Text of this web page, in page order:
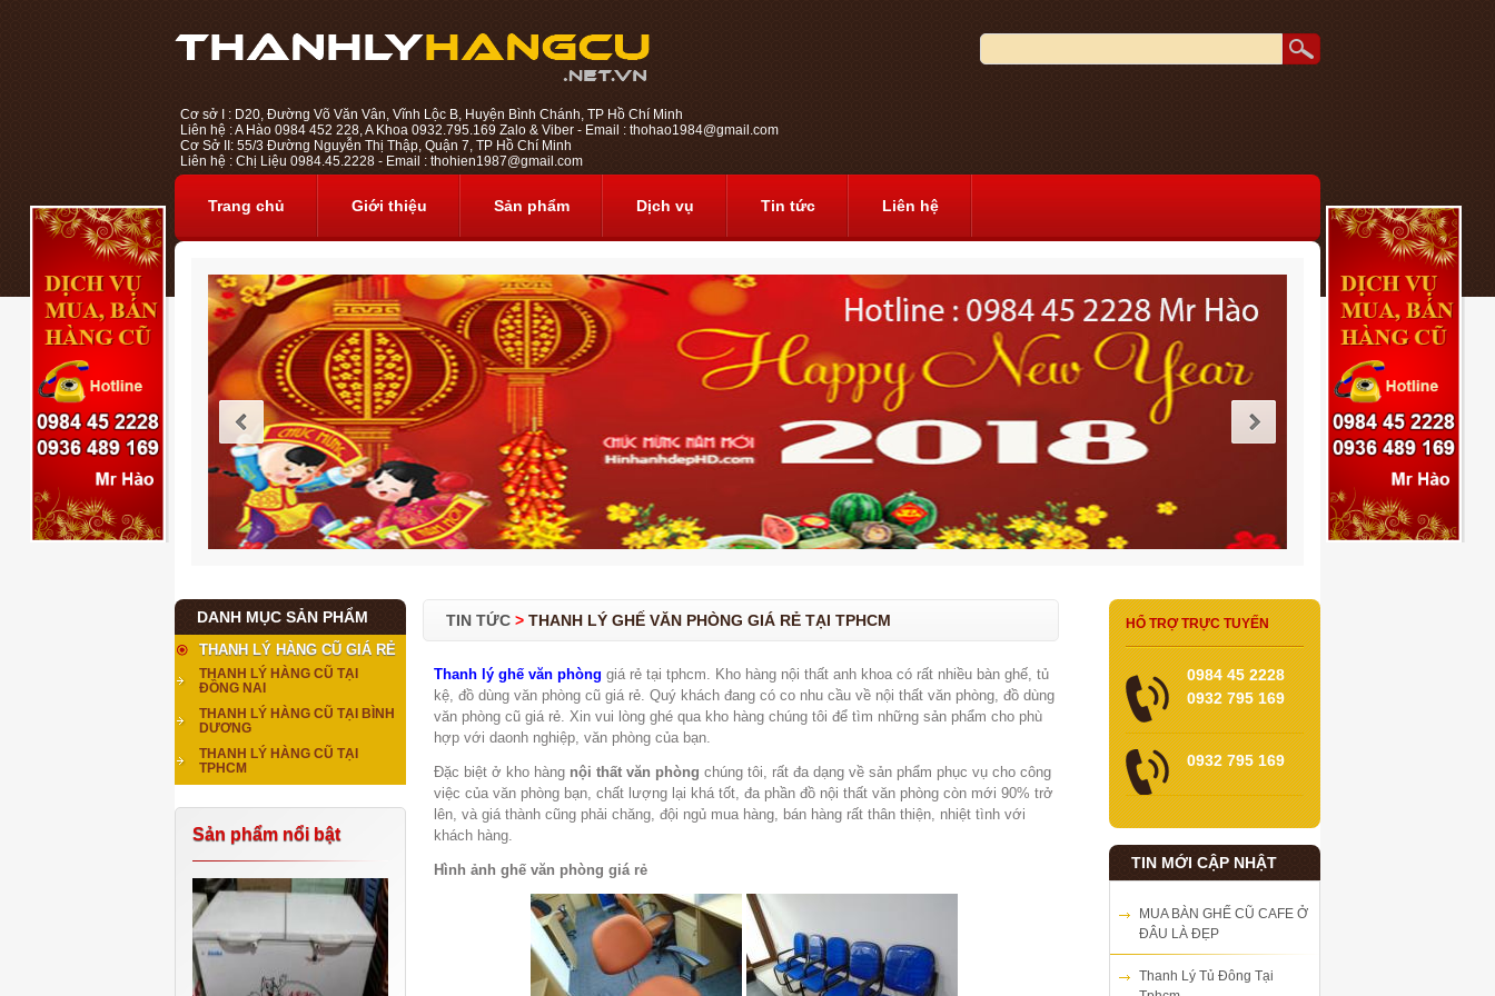
Cơ sở I : D20, Đường Võ Văn Vân, Vĩnh Lộc B, Huyện Bình Chánh, TP Hồ Chí Minh
Liên hệ : A Hào 0984 452 228, A Khoa 0932.795.169 Zalo & Viber - Email : thohao1984@gmail.com
Cơ Sở II: 55/3 Đường Nguyễn Thị Thập, Quận 7, TP Hồ Chí Minh
Liên hệ : Chị Liệu 0984.45.2228 - Email : thohien1987@gmail.com
Trang chủ Giới thiệu Sản phẩm Dịch vụ Tin tức Liên hệ
DANH MỤC SẢN PHẨM
THANH LÝ HÀNG CŨ GIÁ RẺ
THANH LÝ HÀNG CŨ TẠI
ĐỒNG NAI
THANH LÝ HÀNG CŨ TẠI BÌNH
DƯƠNG
THANH LÝ HÀNG CŨ TẠI
TPHCM
Sản phẩm nổi bật
TIN TỨC > THANH LÝ GHẾ VĂN PHÒNG GIÁ RẺ TẠI TPHCM
Thanh lý ghế văn phòng giá rẻ tại tphcm. Kho hàng nội thất anh khoa có rất nhiều bàn ghế, tủ
kệ, đồ dùng văn phòng cũ giá rẻ. Quý khách đang có co nhu cầu về nội thất văn phòng, đồ dùng
văn phòng cũ giá rẻ. Xin vui lòng ghé qua kho hàng chúng tôi để tìm những sản phẩm cho phù
hợp với daonh nghiệp, văn phòng của bạn.
Đặc biệt ở kho hàng nội thất văn phòng chúng tôi, rất đa dạng về sản phẩm phục vụ cho công
việc của văn phòng bạn, chất lượng lại khá tốt, đa phần đồ nội thất văn phòng còn mới 90% trở
lên, và giá thành cũng phải chăng, đội ngủ mua hàng, bán hàng rất thân thiện, nhiệt tình với
khách hàng.
Hình ảnh ghế văn phòng giá rẻ
HỔ TRỢ TRỰC TUYẾN
0984 45 2228
0932 795 169
0932 795 169
TIN MỚI CẬP NHẬT
MUA BÀN GHẾ CŨ CAFE Ở
ĐÂU LÀ ĐẸP
Thanh Lý Tủ Đông Tại